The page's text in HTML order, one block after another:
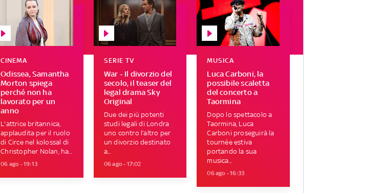
Odissea, Samantha
Morton spiega
perché non ha
lavorato per un
anno
CINEMA
L'attrice britannica,
applaudita per il ruolo
di Circe nel kolossal di
Christopher Nolan, ha...
06 ago - 19:13
War - Il divorzio del
secolo, il teaser del
legal drama Sky
Original
SERIE TV
Due dei più potenti
studi legali di Londra
uno contro l’altro per
un divorzio destinato
a...
06 ago - 17:02
Luca Carboni, la
possibile scaletta
del concerto a
Taormina
MUSICA
Dopo lo spettacolo a
Taormina, Luca
Carboni proseguirà la
tournée estiva
portando la sua
musica...
06 ago - 16:33